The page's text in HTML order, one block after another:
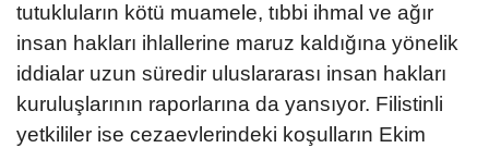
tutukluların kötü muamele, tıbbi ihmal ve ağır
insan hakları ihlallerine maruz kaldığına yönelik
iddialar uzun süredir uluslararası insan hakları
kuruluşlarının raporlarına da yansıyor. Filistinli
yetkililer ise cezaevlerindeki koşulların Ekim